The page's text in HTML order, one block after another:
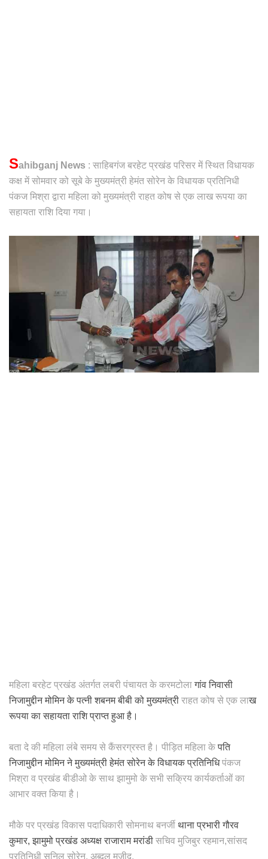
Sahibganj News : साहिबगंज बरहेट प्रखंड परिसर में स्थित विधायक
कक्ष में सोमवार को सूबे के मुख्यमंत्री हेमंत सोरेन के विधायक प्रतिनिधी
पंकज मिश्रा द्वारा महिला को मुख्यमंत्री राहत कोष से एक लाख रूपया का
सहायता राशि दिया गया।
महिला बरहेट प्रखंड अंतर्गत लबरी पंचायत के करमटोलागांव निवासी
निजामुद्दीन मोमिन के पत्नी शबनम बीबी को मुख्यमंत्री राहत कोष से एक लाख
रूपया का सहायता राशि प्राप्त हुआ है।
बता दे की महिला लंबे समय से कैंसरग्रस्त है। पीड़ित महिला केपति
निजामुद्दीन मोमिन ने मुख्यमंत्री हेमंत सोरेन के विधायक प्रतिनिधिपंकज
मिश्रा व प्रखंड बीडीओ के साथ झामुमो के सभी सक्रिय कार्यकर्ताओं का
आभार वक्त किया है।
मौके पर प्रखंड विकास पदाधिकारी सोमनाथ बनर्जी थाना प्रभारी गौरव
कुमार, झामुमो प्रखंड अध्यक्ष राजाराम मरांडी सचिव मुजिबुर रहमान,सांसद
प्रतिनिधी सुनिल सोरेन, अब्दुल मजीद,